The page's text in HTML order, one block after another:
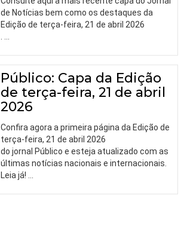
de Notícias bem como os destaques da
Edição de terça-feira, 21 de abril 2026
Público: Capa da Edição
de terça-feira, 21 de abril
2026
Confira agora a primeira página da Edição de
terça-feira, 21 de abril 2026
do jornal Público e esteja atualizado com as
últimas notícias nacionais e internacionais.
Leia já!